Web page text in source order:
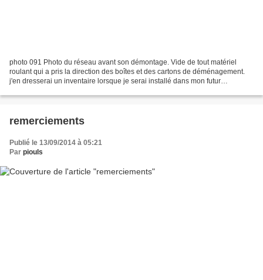
photo 091 Photo du réseau avant son démontage. Vide de tout matériel
roulant qui a pris la direction des boîtes et des cartons de déménagement.
j'en dresserai un inventaire lorsque je serai installé dans mon futur
remerciements
Publié le 13/09/2014 à 05:21
Par piouls